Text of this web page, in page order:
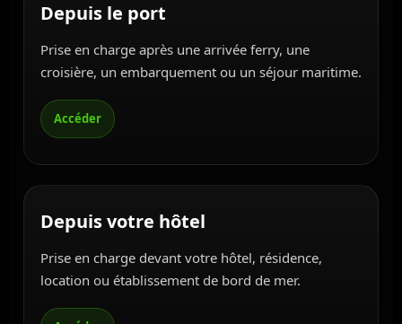
Depuis le port
Prise en charge après une arrivée ferry, une
croisière, un embarquement ou un séjour maritime.
Depuis votre hôtel
Prise en charge devant votre hôtel, résidence,
location ou établissement de bord de mer.